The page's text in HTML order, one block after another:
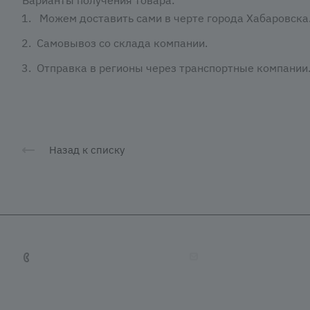
Можем доставить сами в черте города Хабаровска.
Самовывоз со склада компании.
Отправка в регионы через транспортные компании.
Назад к списку